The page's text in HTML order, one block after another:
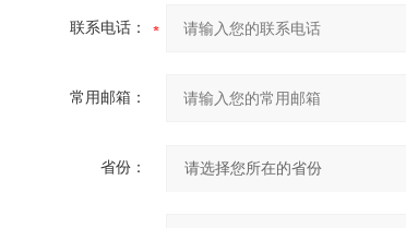
联系电话：
常用邮箱：
省份：